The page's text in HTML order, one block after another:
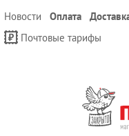
Новости Оплата
Почтовые тарифы